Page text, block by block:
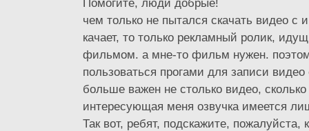
Помогите, люди добрые!
чем только не пытался скачать видео с
качает, то только рекламный ролик,
фильмом. а мне-то фильм нужен.
пользоваться прогами для записи
больше важен не столько видео, сколько
интересующая меня озвучка имеется
Так вот, ребят, подскажите, пожалуйста,